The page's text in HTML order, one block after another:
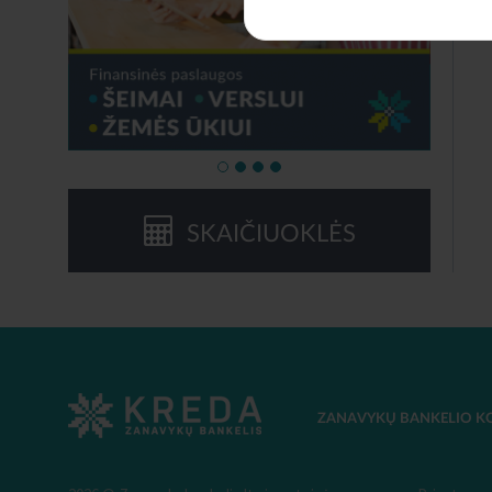
SKAIČIUOKLĖS
ZANAVYKŲ BANKELIO